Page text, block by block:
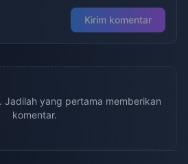
Kirim komentar
Jadilah yang pertama memberikan
komentar.